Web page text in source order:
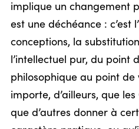
implique un changement
est une déchéance : c’est
conceptions, la
l’intellectuel pur, du point
philosophique au point de
importe, d’ailleurs, que
que d’autres donner à